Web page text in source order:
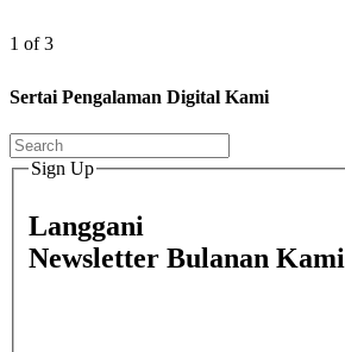
1 of 3
Sertai Pengalaman Digital Kami
Sign Up
Langgani
Newsletter Bulanan Kami